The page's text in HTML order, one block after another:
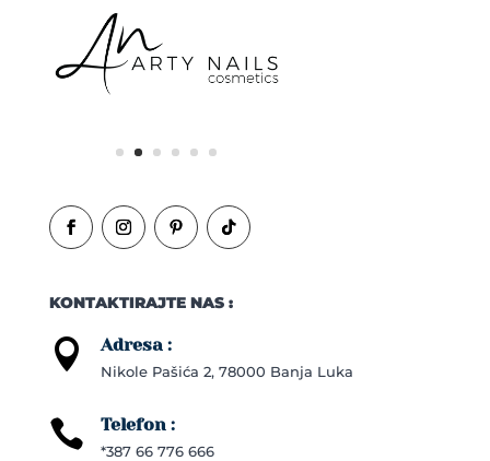
KONTAKTIRAJTE NAS :
 Adresa :
Nikole Pašića 2, 78000 Banja Luka
 Telefon :
*387 66 776 666